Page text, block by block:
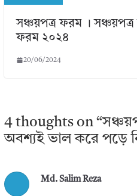
সঞ্চয়পত্র ফরম । সঞ্চয়পত্র
ফরম ২০২৪
20/06/2024
4 thoughts on “
অবশ্যই ভাল করে পড়ে
Md. Salim Reza